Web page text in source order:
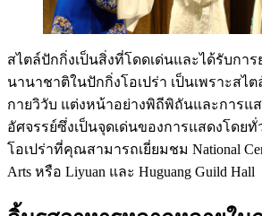
สไตล์ปักกิ่งเป็นสิ่งที่โดดเด่นและได้รับกา
นานาชาติในปักกิ่งโอเปร่า เป็นเพราะสไ
กายวิวับ แต่งหน้าอย่างพิถีพิถันและการแ
อัศจรรย์ซึ่งเป็นจุดเด่นของการแสดงโดยทั่
โอเปร่าที่คุณสามารถเยี่ยมชม National
Arts หรือ Liyuan และ Huguang Guild Hall